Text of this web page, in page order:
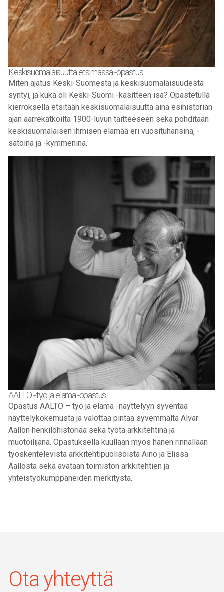
Keskisuomalaisuutta etsimässä -opastus
Miten ajatus Keski-Suomesta ja keskisuomalaisuudesta
syntyi, ja kuka oli Keski-Suomi -käsitteen isä? Opastetulla
kierroksella etsitään keskisuomalaisuutta aina esihistorian
ajan aarrekätköiltä 1900-luvun taitteeseen sekä pohditaan
keskisuomalaisen ihmisen elämää eri vuosituhansina, -
satoina ja -kymmeninä.
AALTO - työ ja elämä -opastus
Opastus AALTO – työ ja elämä -näyttelyyn syventää
näyttelykokemusta ja valottaa pintaa syvemmältä Alvar
Aallon henkilöhistoriaa sekä työtä arkkitehtina ja
muotoilijana. Opastuksella kuullaan myös hänen rinnallaan
työskentelevistä arkkitehtipuolisoista Aino ja Elissa
Aallosta sekä avataan toimiston arkkitehtien ja
yhteistyökumppaneiden merkitystä.
Ota yhteyttä